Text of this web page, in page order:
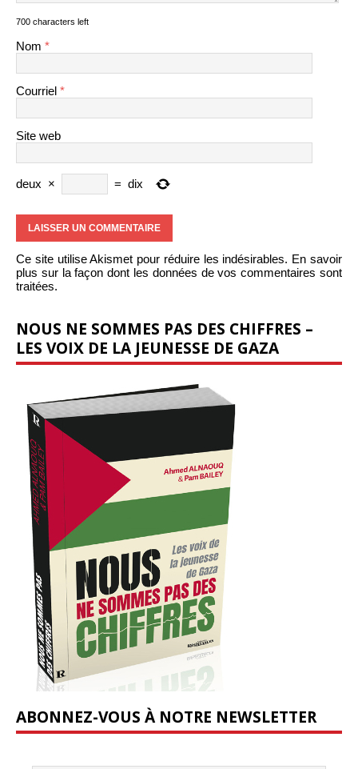
700 characters left
Nom *
Courriel *
Site web
deux × = dix
Ce site utilise Akismet pour réduire les indésirables. En savoir
plus sur la façon dont les données de vos commentaires sont
traitées.
NOUS NE SOMMES PAS DES CHIFFRES –
LES VOIX DE LA JEUNESSE DE GAZA
ABONNEZ-VOUS À NOTRE NEWSLETTER